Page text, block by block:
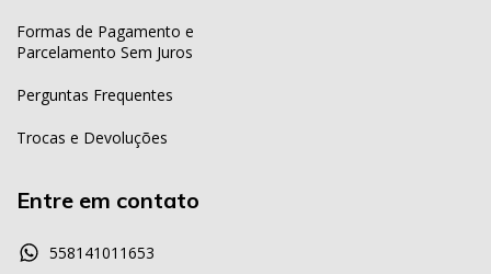
Formas de Pagamento e
Parcelamento Sem Juros
Perguntas Frequentes
Trocas e Devoluções
Entre em contato
558141011653